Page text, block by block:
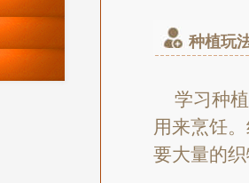
种植玩
学习种
用来烹饪
要大量的